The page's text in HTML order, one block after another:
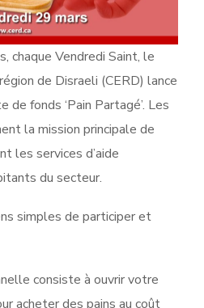
chaque Vendredi Saint, le
de Disraeli (CERD) lance
de fonds ‘Pain Partagé’. Les
la mission principale de
les services d’aide
du secteur.
simples de participer et
consiste à ouvrir votre
acheter des pains au coût